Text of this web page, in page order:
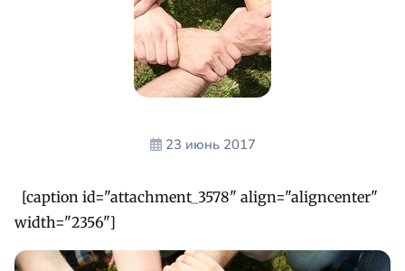
23 июнь 2017
[caption id="attachment_3578" align="aligncenter"
width="2356"]